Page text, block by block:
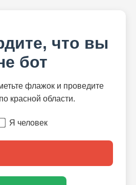
что вы
бот
флажок и проведите
красной области.
Я человек